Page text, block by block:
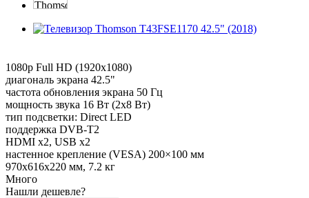
1080p Full HD (1920x1080)
диагональ экрана 42.5"
частота обновления экрана 50 Гц
мощность звука 16 Вт (2х8 Вт)
тип подсветки: Direct LED
поддержка DVB-T2
HDMI x2, USB x2
настенное крепление (VESA) 200×100 мм
970x616x220 мм, 7.2 кг
Много
Нашли дешевле?